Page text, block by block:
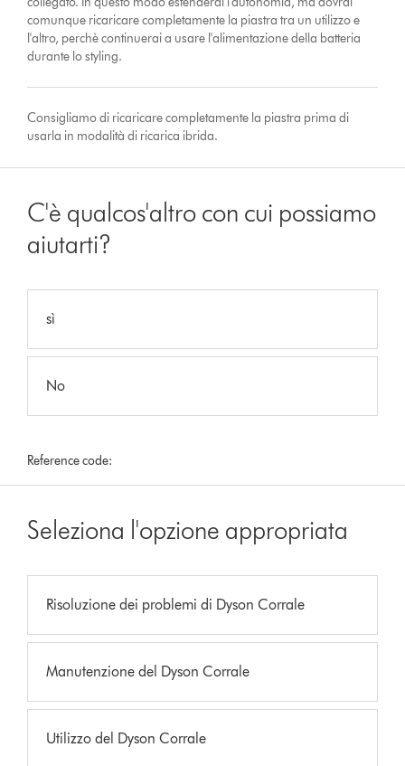
comunque ricaricare completamente la piastra tra un utilizzo e
l'altro, perchè continuerai a usare l'alimentazione della batteria
durante lo styling.
Consigliamo di ricaricare completamente la piastra prima di
usarla in modalità di ricarica ibrida.
C'è qualcos'altro con cui possiamo
aiutarti?
sì
No
Reference code:
Seleziona l'opzione appropriata
Risoluzione dei problemi di Dyson Corrale
Manutenzione del Dyson Corrale
Utilizzo del Dyson Corrale